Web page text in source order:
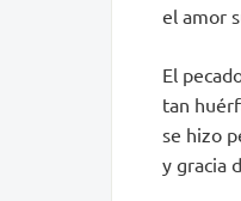
el amor
El
tan
se hizo
y gracia